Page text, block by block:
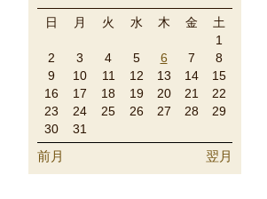
日 月 火 水 木 金
土
1
2
3 4 5 6 7
8
9
10 11 12 13 14
15
16
17 18 19 20 21
22
23
24 25 26 27 28
29
30
31
前月 翌月